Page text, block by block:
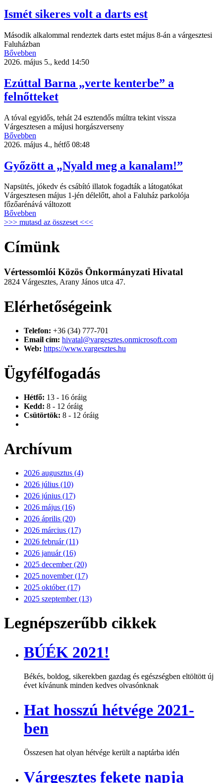
Ismét sikeres volt a darts est
Második alkalommal rendeztek darts estet május 8-án a várgesztesi
Faluházban
Bővebben
2026. május 5., kedd 14:50
Ezúttal Barna „verte kenterbe” a
felnőtteket
A tóval egyidős, tehát 24 esztendős múltra tekint vissza
Várgesztesen a májusi horgászverseny
Bővebben
2026. május 4., hétfő 08:48
Győzött a „Nyald meg a kanalam!”
Napsütés, jókedv és csábító illatok fogadták a látogatókat
Várgesztesen május 1-jén délelőtt, ahol a Faluház parkolója
főzőarénává változott
Bővebben
>>> mutasd az összeset <<<
Címünk
Vértessomlói Közös Önkormányzati Hivatal
2824 Várgesztes, Arany János utca 47.
Elérhetőségeink
Telefon: +36 (34) 777-701
Email cím: hivatal@vargesztes.onmicrosoft.com
Web: https://www.vargesztes.hu
Ügyfélfogadás
Hétfő: 13 - 16 óráig
Kedd: 8 - 12 óráig
Csütörtök: 8 - 12 óráig
Archívum
2026 augusztus (4)
2026 július (10)
2026 június (17)
2026 május (16)
2026 április (20)
2026 március (17)
2026 február (11)
2026 január (16)
2025 december (20)
2025 november (17)
2025 október (17)
2025 szeptember (13)
Legnépszerűbb cikkek
BÚÉK 2021!
Békés, boldog, sikerekben gazdag és egészségben eltöltött új
évet kívánunk minden kedves olvasónknak
Hat hosszú hétvége 2021-
ben
Összesen hat olyan hétvége került a naptárba idén
Várgesztes fekete napja